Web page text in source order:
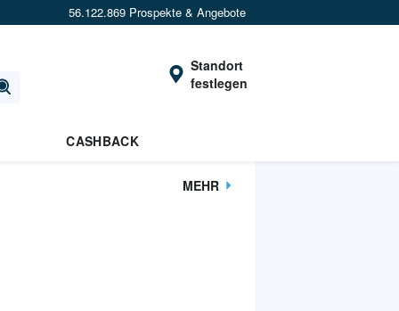
56.122.869 Prospekte & Angebote
Standort
festlegen
CASHBACK
MEHR